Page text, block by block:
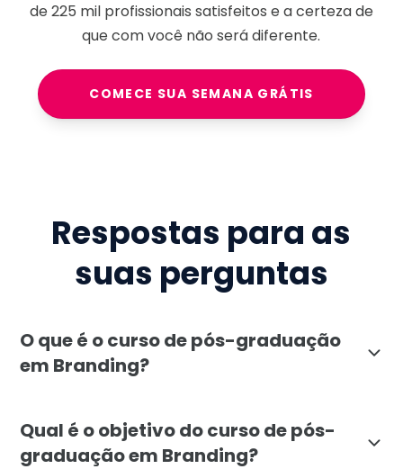
de225 milprofissionais satisfeitos e a certeza de
que com você não será diferente.
COMECE SUA SEMANA GRÁTIS
Respostas para as
suas perguntas
O que é o curso de pós-graduação
em Branding?
Qual é o objetivo do curso de pós-
graduação em Branding?